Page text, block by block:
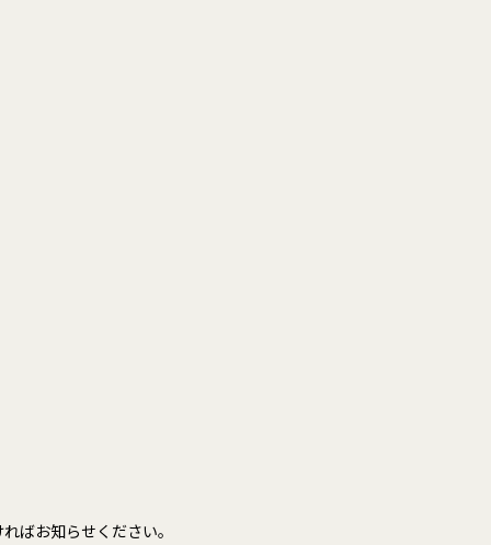
ばお知らせください。